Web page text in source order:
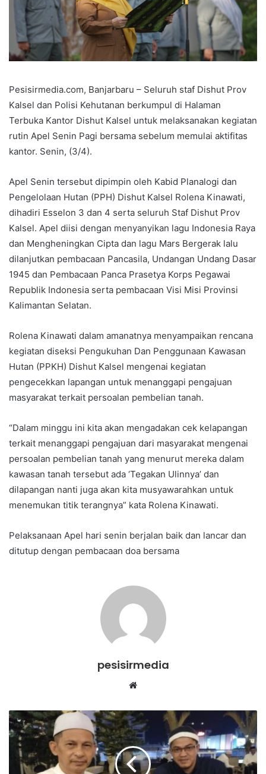
Pesisirmedia.com, Banjarbaru – Seluruh staf Dishut Prov
Kalsel dan Polisi Kehutanan berkumpul di Halaman
Terbuka Kantor Dishut Kalsel untuk melaksanakan kegiatan
rutin Apel Senin Pagi bersama sebelum memulai aktifitas
kantor. Senin, (3/4).
Apel Senin tersebut dipimpin oleh Kabid Planalogi dan
Pengelolaan Hutan (PPH) Dishut Kalsel Rolena Kinawati,
dihadiri Esselon 3 dan 4 serta seluruh Staf Dishut Prov
Kalsel. Apel diisi dengan menyanyikan lagu Indonesia Raya
dan Mengheningkan Cipta dan lagu Mars Bergerak lalu
dilanjutkan pembacaan Pancasila, Undangan Undang Dasar
1945 dan Pembacaan Panca Prasetya Korps Pegawai
Republik Indonesia serta pembacaan Visi Misi Provinsi
Kalimantan Selatan.
Rolena Kinawati dalam amanatnya menyampaikan rencana
kegiatan diseksi Pengukuhan Dan Penggunaan Kawasan
Hutan (PPKH) Dishut Kalsel mengenai kegiatan
pengecekkan lapangan untuk menanggapi pengajuan
masyarakat terkait persoalan pembelian tanah.
“Dalam minggu ini kita akan mengadakan cek kelapangan
terkait menanggapi pengajuan dari masyarakat mengenai
persoalan pembelian tanah yang menurut mereka dalam
kawasan tanah tersebut ada ‘Tegakan Ulinnya’ dan
dilapangan nanti juga akan kita musyawarahkan untuk
menemukan titik terangnya” kata Rolena Kinawati.
Pelaksanaan Apel hari senin berjalan baik dan lancar dan
ditutup dengan pembacaan doa bersama
pesisirmedia
Website